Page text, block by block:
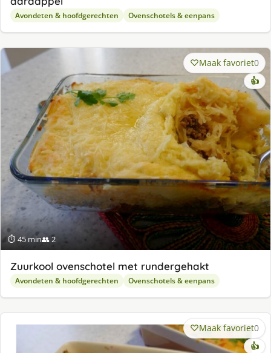
Avondeten & hoofdgerechten Ovenschotels & eenpans
⏱ 45 min👥 2
Maak favoriet0
👍
Zuurkool ovenschotel met rundergehakt
Avondeten & hoofdgerechten Ovenschotels & eenpans
Maak favoriet0
👍